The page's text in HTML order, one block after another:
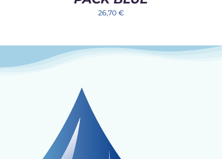
26,70 €